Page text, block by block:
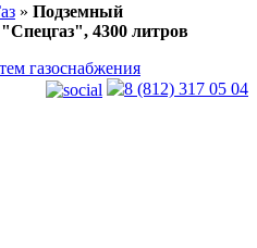
» Подземный
4300 литров
газоснабжения
8 (812) 317 05 04